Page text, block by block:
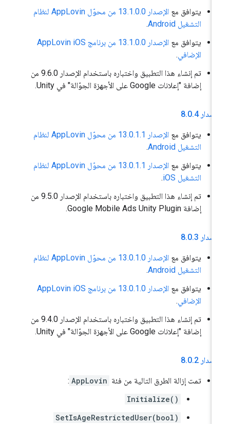
يتوافق مع
الإصدار 13.1.0.0 من محوّل AppLovin لنظام
التشغيل Android
.
يتوافق مع
الإصدار 13.1.0.0 من برنامج AppLovin iOS
الإضافي.
تم إنشاء هذا التطبيق واختباره باستخدام الإصدار 9.6.0 من
إضافة "إعلانات Google على الأجهزة الجوّالة" في Unity.
8
. 0.4
يتوافق مع
الإصدار 13.0.1.1 من محوّل AppLovin لنظام
التشغيل Android
.
يتوافق مع
الإصدار 13.0.1.1 من محوّل AppLovin لنظام
التشغيل iOS
.
تم إنشاء هذا التطبيق واختباره باستخدام الإصدار 9.5.0 من
إضافة Google Mobile Ads Unity Plugin.
8
. 0.3
يتوافق مع
الإصدار 13.0.1.0 من محوّل AppLovin لنظام
التشغيل Android
.
يتوافق مع
الإصدار 13.0.1.0 من برنامج AppLovin iOS
الإضافي.
تم إنشاء هذا التطبيق واختباره باستخدام الإصدار 9.4.0 من
إضافة "إعلانات Google على الأجهزة الجوّالة" في Unity.
8
. 0.2
تمت إزالة الطرق التالية من فئة AppLovin
:
Initialize()
SetIsAgeRestrictedUser(bool)